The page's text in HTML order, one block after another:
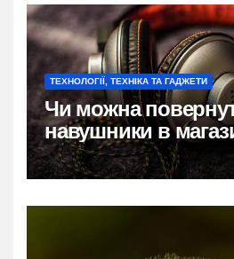
ТЕХНОЛОГІЇ, ТЕХНІКА ТА ГАДЖЕТИ
Чи можна
навушники в
гід по правах